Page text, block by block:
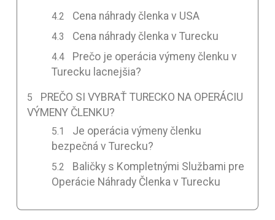
Cena náhrady členka v USA
Cena náhrady členka v Turecku
Prečo je operácia výmeny členku v
Turecku lacnejšia?
PREČO SI VYBRAŤ TURECKO NA OPERÁCIU
VÝMENY ČLENKU?
Je operácia výmeny členku
bezpečná v Turecku?
Baličky s Kompletnými Službami pre
Operácie Náhrady Členka v Turecku